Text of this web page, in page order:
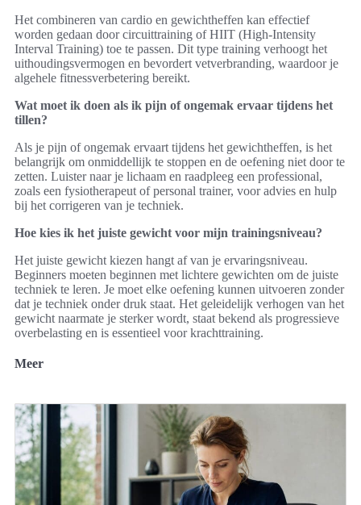
Het combineren van cardio en gewichtheffen kan effectief
worden gedaan door circuittraining of HIIT (High-Intensity
Interval Training) toe te passen. Dit type training verhoogt het
uithoudingsvermogen en bevordert vetverbranding, waardoor je
algehele fitnessverbetering bereikt.
Wat moet ik doen als ik pijn of ongemak ervaar tijdens het
tillen?
Als je pijn of ongemak ervaart tijdens het gewichtheffen, is het
belangrijk om onmiddellijk te stoppen en de oefening niet door te
zetten. Luister naar je lichaam en raadpleeg een professional,
zoals een fysiotherapeut of personal trainer, voor advies en hulp
bij het corrigeren van je techniek.
Hoe kies ik het juiste gewicht voor mijn trainingsniveau?
Het juiste gewicht kiezen hangt af van je ervaringsniveau.
Beginners moeten beginnen met lichtere gewichten om de juiste
techniek te leren. Je moet elke oefening kunnen uitvoeren zonder
dat je techniek onder druk staat. Het geleidelijk verhogen van het
gewicht naarmate je sterker wordt, staat bekend als progressieve
overbelasting en is essentieel voor krachttraining.
Meer